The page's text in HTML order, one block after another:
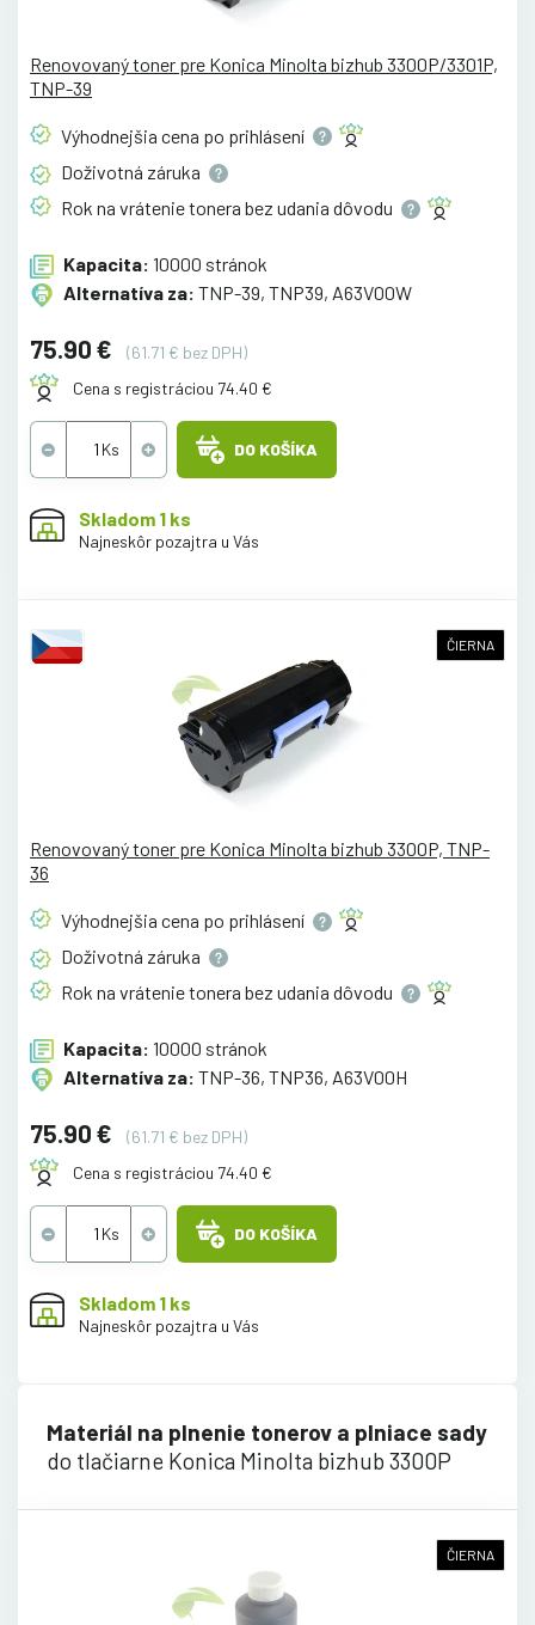
Renovovaný toner pre Konica Minolta bizhub 3300P/3301P,
TNP-39
Výhodnejšia cena po prihlásení
Doživotná záruka
Rok na vrátenie tonera bez udania dôvodu
Kapacita: 10000 stránok
Alternatíva za: TNP-39, TNP39, A63V00W
75.90 €
(61.71 € bez DPH)
Cena s registráciou 74.40 €
DO KOŠÍKA
Skladom 1 ks
Najneskôr pozajtra u Vás
ČIERNA
Renovovaný toner pre Konica Minolta bizhub 3300P, TNP-
36
Výhodnejšia cena po prihlásení
Doživotná záruka
Rok na vrátenie tonera bez udania dôvodu
Kapacita: 10000 stránok
Alternatíva za: TNP-36, TNP36, A63V00H
75.90 €
(61.71 € bez DPH)
Cena s registráciou 74.40 €
DO KOŠÍKA
Skladom 1 ks
Najneskôr pozajtra u Vás
Materiál na plnenie tonerov a plniace sady
do tlačiarne Konica Minolta bizhub 3300P
ČIERNA